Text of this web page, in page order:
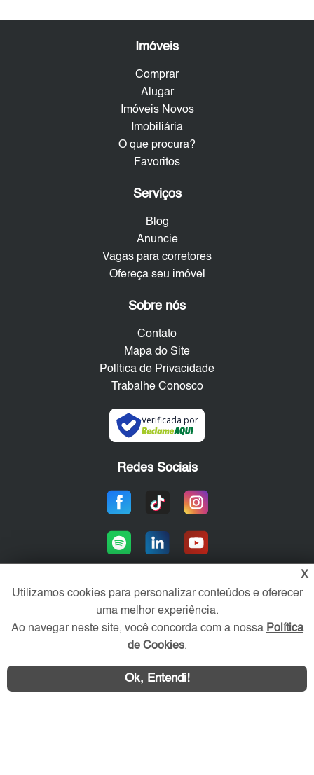
WhatsApp Contatar
Imóveis
Comprar
Alugar
Imóveis Novos
Imobiliária
O que procura?
Favoritos
Serviços
Blog
Anuncie
Vagas para corretores
Ofereça seu imóvel
Sobre nós
Contato
Mapa do Site
Política de Privacidade
Trabalhe Conosco
Verificada por
Redes Sociais
Área exclusiva aos anunciantes,
acesse sua conta:
X
Utilizamos cookies para personalizar conteúdos e oferecer
uma melhor experiência.
Ao navegar neste site, você concorda com a nossa Política
de Cookies.
Ok, Entendi!